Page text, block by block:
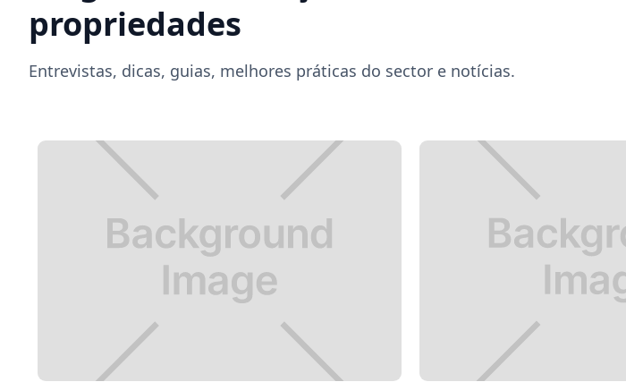
propriedades
Entrevistas, dicas, guias, melhores práticas do sector e notícias.